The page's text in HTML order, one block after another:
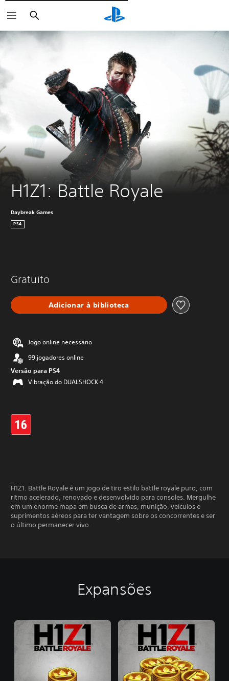
Pesquisar
H1Z1: Battle Royale
Daybreak Games
PS4
Gratuito
Adicionar à biblioteca
Jogo online necessário
99 jogadores online
Versão para PS4
Vibração do DUALSHOCK 4
H1Z1: Battle Royale é um jogo de tiro estilo battle royale puro, com
ritmo acelerado, renovado e desenvolvido para consoles. Mergulhe
em um enorme mapa em busca de armas, munição, veículos e
suprimentos aéreos para ter vantagem sobre os concorrentes e ser
o último permanecer vivo.
Expansões